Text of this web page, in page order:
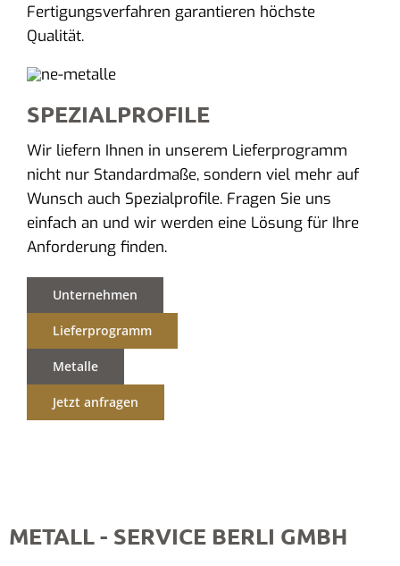
Fertigungsverfahren garantieren höchste
Qualität.
SPEZIALPROFILE
Wir liefern Ihnen in unserem Lieferprogramm
nicht nur Standardmaße, sondern viel mehr auf
Wunsch auch Spezialprofile. Fragen Sie uns
einfach an und wir werden eine Lösung für Ihre
Anforderung finden.
Unternehmen
Lieferprogramm
Metalle
Jetzt anfragen
METALL - SERVICE BERLI GMBH